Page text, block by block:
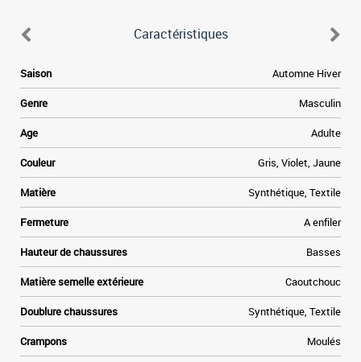
Caractéristiques
Saison Automne Hiver
Genre Masculin
Age Adulte
Couleur Gris, Violet, Jaune
Matière Synthétique, Textile
Fermeture A enfiler
Hauteur de chaussures Basses
Matière semelle extérieure Caoutchouc
Doublure chaussures Synthétique, Textile
Crampons Moulés